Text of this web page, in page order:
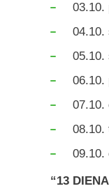
03.10.
04.10.
05.10.
06.10.
07.10.
08.10.
09.10.
“13